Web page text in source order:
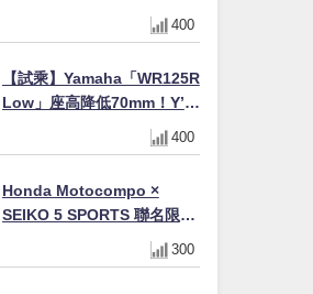
8/18日本上市、支援E10汽油
售價98萬100日圓
400
【試乘】Yamaha「WR125R
Low」座高降低70mm！Y’s
Gear低座高座墊×低座高連桿
×腳踏著地感大幅改善，越野
400
Honda Motocompo ×
SEIKO 5 SPORTS 聯名限量
錶登場！重現黃色車身、油
箱開關等經典設計
300